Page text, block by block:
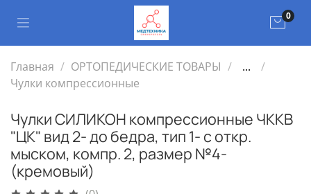
0
Главная ОРТОПЕДИЧЕСКИЕ ТОВАРЫ
...
Чулки компрессионные
Чулки СИЛИКОН компрессионные ЧККВ
"ЦК" вид 2- до бедра, тип 1- с откр.
мыском, компр. 2, размер №4-
(кремовый)